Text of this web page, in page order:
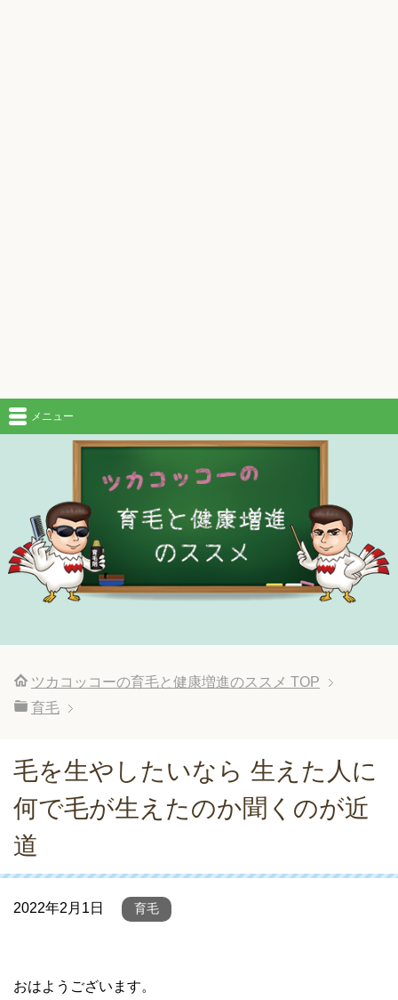
メニュー
ツカコッコーの育毛と健康増進のススメ TOP
育毛
毛を生やしたいなら 生えた人に
何で毛が生えたのか聞くのが近
道
2022年2月1日 育毛
おはようございます。